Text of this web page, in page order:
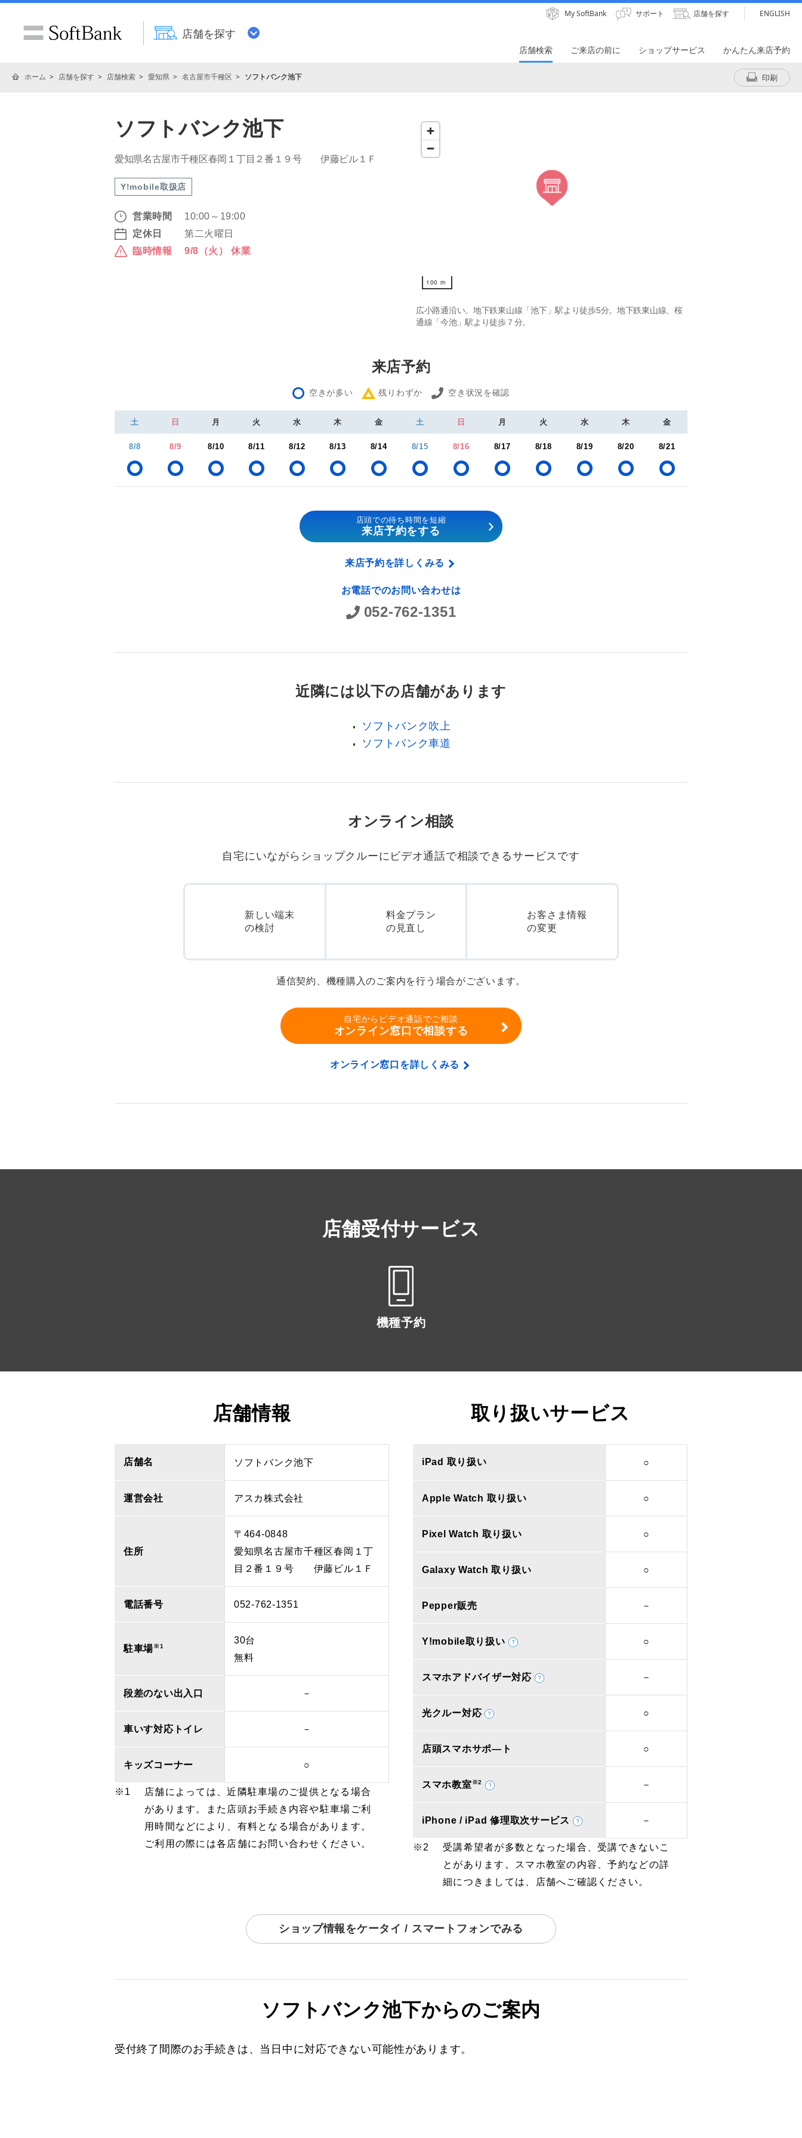
店舗を探す
My SoftBank サポート 店舗を探す ENGLISH
店舗検索 ご来店の前に ショップサービス かんたん来店予約
ホーム 店舗を探す 店舗検索 愛知県 名古屋市千種区 ソフトバンク池下 印刷
ソフトバンク池下
愛知県名古屋市千種区春岡１丁目２番１９号 伊藤ビル１Ｆ
Y!mobile取扱店
営業時間
10:00～19:00
定休日
第二火曜日
臨時情報
9/8（火） 休業
100 m
100 m
広小路通沿い。地下鉄東山線「池下」駅より徒歩5分。地下鉄東山線、桜
通線「今池」駅より徒歩７分。
来店予約
空きが多い 残りわずか 空き状況を確認
土 日 月 火 水 木 金 土 日 月 火 水 木 金
8/8 8/9 8/10 8/11 8/12 8/13 8/14 8/15 8/16 8/17 8/18 8/19 8/20 8/21
店頭での待ち時間を短縮
来店予約をする
来店予約を詳しくみる
お電話でのお問い合わせは
052-762-1351
近隣には以下の店舗があります
ソフトバンク吹上
ソフトバンク車道
オンライン相談
自宅にいながらショップクルーに ビデオ通話で相談できるサービスです
新しい端末
の検討
料金プラン
の見直し
お客さま情報
の変更
通信契約、機種購入のご案内を行う場合がございます。
自宅からビデオ通話でご相談
オンライン窓口で相談する
オンライン窓口を詳しくみる
店舗受付サービス
機種予約
店舗情報
店舗名 ソフトバンク池下
運営会社 アスカ株式会社
住所
〒464-0848
愛知県名古屋市千種区春岡１丁
目２番１９号 伊藤ビル１Ｆ
電話番号 052-762-1351
駐車場※1
30台
無料
段差のない出入口 －
車いす対応トイレ －
キッズコーナー ○
店舗によっては、近隣駐車場のご提供となる場合
があります。また店頭お手続き内容や駐車場ご利
用時間などにより、有料となる場合があります。
ご利用の際には各店舗にお問い合わせください。
取り扱いサービス
iPad 取り扱い ○
Apple Watch 取り扱い ○
Pixel Watch 取り扱い ○
Galaxy Watch 取り扱い ○
Pepper販売 －
Y!mobile取り扱い ○
スマホアドバイザー対応 －
光クルー対応 ○
店頭スマホサポ―ト ○
スマホ教室※2 －
iPhone / iPad 修理取次サービス －
受講希望者が多数となった場合、受講できないこ
とがあります。スマホ教室の内容、予約などの詳
細につきましては、店舗へご確認ください。
ショップ情報をケータイ / スマートフォンでみる
ソフトバンク池下からのご案内
受付終了間際のお手続きは、当日中に対応できない可能性があります。